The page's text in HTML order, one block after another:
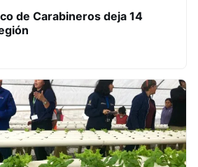
de Carabineros deja 14